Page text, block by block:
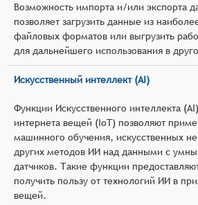
Возможность импорта и/или экспорта
позволяет загрузить данные из
файловых форматов или выгрузить
для дальнейшего использования в
Искусственный интеллект (AI)
Функции Искусственного интеллекта
интернета вещей (IoT) позволяют
машинного обучения, искусственных
других методов ИИ над данными с
датчиков. Такие функции
получить пользу от технологий ИИ в
вещей.